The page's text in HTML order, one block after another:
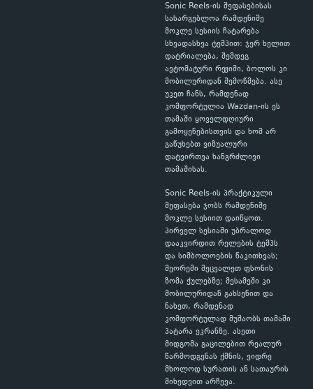
Sonic Reels-ის შეფასებისას
სასარგებლოა რამდენიმე
მოკლე სესიის ჩატარება
სხვადასხვა ტემპით: ჯერ ხელით
დატრიალება, შემდეგ
ავტომატური რეჟიმი, ბოლოს კი
მობილურიდან შემოწმება. ასე
უკეთ ჩანს, რამდენად
კომფორტულია Wazdan-ის ეს
თამაში ყოველდღიური
გამოყენებისთვის და ხომ არ
გაწუხებთ ვიზუალური
დატვირთვა ხანგრძლივი
თამაშისას.
Sonic Reels-ის პრაქტიკული
შეფასება ჯობს რამდენიმე
მოკლე სესიით დაიწყოთ.
პირველ სესიაში უბრალოდ
დააკვირდით რელების ტემპს
და სიმბოლოების წაკითხვას;
მეორეში შეცვალეთ ფსონის
ზომა ქულებზე; მესამეში კი
მობილურიდან გახსენით და
ნახეთ, რამდენად
კომფორტულად მუშაობს თამაში
პატარა ეკრანზე. ასეთი
მიდგომა გაცილებით რეალურ
წარმოდგენას ქმნის, ვიდრე
მხოლოდ სურათის ან სათაურის
მიხედვით არჩევა.